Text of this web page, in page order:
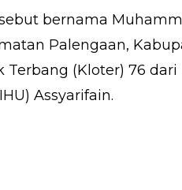
bernama
Palengaan,
(Kloter) 76 dari
Assyarifain.